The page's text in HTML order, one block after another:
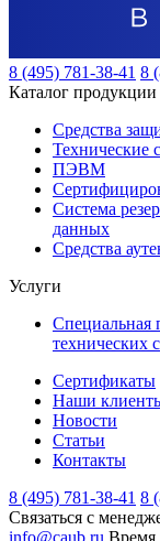
8 (495) 781-38-41 8
Каталог продукции
Средства
Технические
ПЭВМ
Система
данных
Средства
Услуги
Специальная
технических
Сертификаты
Наши
Новости
Статьи
Контакты
8 (495) 781-38-41 8
Связаться с
info@caub.ru Время